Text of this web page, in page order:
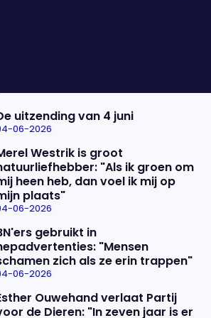
uitzending van 4 juni
06-2026
Westrik is groot
"Als ik groen om
heen heb, dan voel ik mij op
plaats"
06-2026
gebruikt in
"Mensen
zich als ze erin trappen"
06-2026
Ouwehand verlaat Partij
de Dieren: "In zeven jaar is er